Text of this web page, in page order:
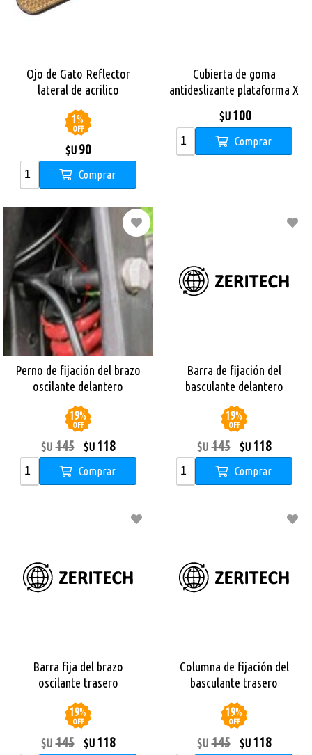
Ojo de Gato Reflector
lateral de acrilico
Monopatin X City Pro Max
1%
OFF
$U 90
Comprar
Cubierta de goma
antideslizante plataforma X
$U 100
Comprar
Perno de fijación del brazo
oscilante delantero
19%
OFF
$U 145 $U 118
Comprar
Barra de fijación del
basculante delantero
Monopatin Dual Sport
19%
OFF
$U 145 $U 118
Comprar
Barra fija del brazo
oscilante trasero
19%
OFF
$U 145 $U 118
Columna de fijación del
basculante trasero
19%
OFF
$U 145 $U 118